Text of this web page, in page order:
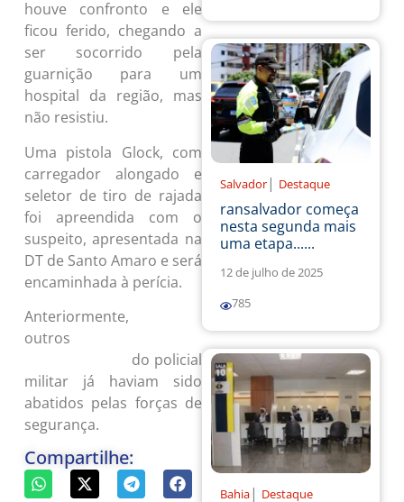
houve confronto e ele
ficou ferido, chegando a
ser socorrido pela
guarnição para um
hospital da região, mas
não resistiu.
Uma pistola Glock, com
carregador alongado e
seletor de tiro de rajada
foi apreendida com o
suspeito, apresentada na
DT de Santo Amaro e será
encaminhada à perícia.
Anteriormente,
outros
do policial
militar já haviam sido
abatidos pelas forças de
segurança.
Compartilhe:
Salvador | Destaque
ransalvador começa
nesta segunda mais
uma etapa......
12 de julho de 2025
785
Bahia | Destaque